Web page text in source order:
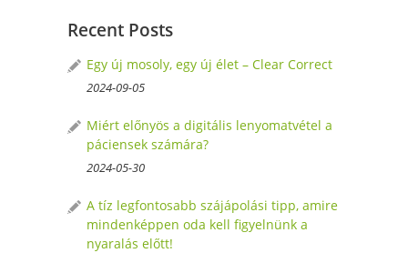
Recent Posts
Egy új mosoly, egy új élet – Clear Correct
2024-09-05
Miért előnyös a digitális lenyomatvétel a
páciensek számára?
2024-05-30
A tíz legfontosabb szájápolási tipp, amire
mindenképpen oda kell figyelnünk a
nyaralás előtt!